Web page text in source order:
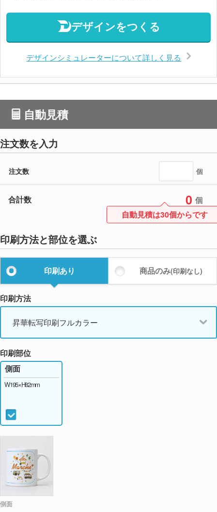
デザインをつくる
デザインシミュレーターについて詳しく見る
自動見積
注文数を入力
注文数 個
合計数 0 個
自動見積は30個からです
印刷方法と部位を選ぶ
印刷あり 商品のみ(印刷なし)
印刷方法
昇華転写印刷フルカラー
印刷部位
側面
側面
W195×H82mm